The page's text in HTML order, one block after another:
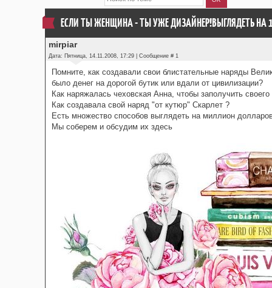
ЕСЛИ ТЫ ЖЕНЩИНА - ТЫ УЖЕ ДИЗАЙНЕР!ВЫГЛЯДЕТЬ НА
mirpiar
Дата: Пятница, 14.11.2008, 17:29 | Сообщение # 1
Помните, как создавали свои блистательные наряды
было денег на дорогой бутик или вдали от цивилизации?
Как наряжалась чеховская Анна, чтобы заполучить своего
Как создавала свой наряд "от кутюр" Скарлет ?
Есть множество способов выглядеть на миллион
Мы соберем и обсудим их здесь